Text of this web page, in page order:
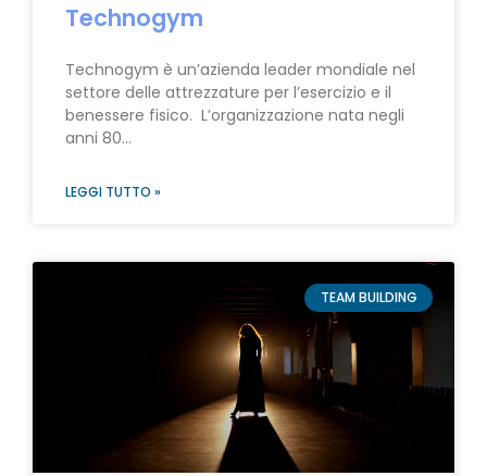
Technogym
Technogym è un’azienda leader mondiale nel
settore delle attrezzature per l’esercizio e il
benessere fisico. L’organizzazione nata negli
anni 80…
LEGGI TUTTO »
TEAM BUILDING